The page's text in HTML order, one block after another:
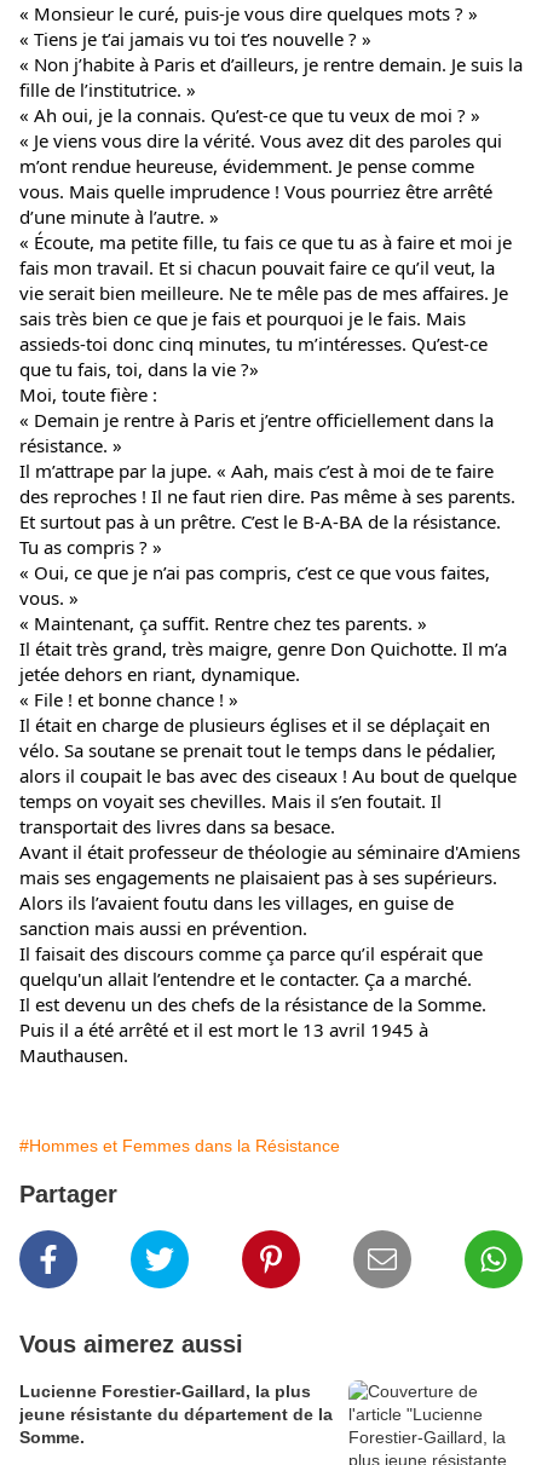
« Monsieur le curé, puis-je vous dire quelques mots ? »
« Tiens je t’ai jamais vu toi t’es nouvelle ? »
« Non j’habite à Paris et d’ailleurs, je rentre demain. Je suis la
fille de l’institutrice. »
« Ah oui, je la connais. Qu’est-ce que tu veux de moi ? »
« Je viens vous dire la vérité. Vous avez dit des paroles qui
m’ont rendue heureuse, évidemment. Je pense comme
vous. Mais quelle imprudence ! Vous pourriez être arrêté
d’une minute à l’autre. »
« Écoute, ma petite fille, tu fais ce que tu as à faire et moi je
fais mon travail. Et si chacun pouvait faire ce qu’il veut, la
vie serait bien meilleure. Ne te mêle pas de mes affaires. Je
sais très bien ce que je fais et pourquoi je le fais. Mais
assieds-toi donc cinq minutes, tu m’intéresses. Qu’est-ce
que tu fais, toi, dans la vie ?»
Moi, toute fière :
« Demain je rentre à Paris et j’entre officiellement dans la
résistance. »
Il m’attrape par la jupe. « Aah, mais c’est à moi de te faire
des reproches ! Il ne faut rien dire. Pas même à ses parents.
Et surtout pas à un prêtre. C’est le B-A-BA de la résistance.
Tu as compris ? »
« Oui, ce que je n’ai pas compris, c’est ce que vous faites,
vous. »
« Maintenant, ça suffit. Rentre chez tes parents. »
Il était très grand, très maigre, genre Don Quichotte. Il m’a
jetée dehors en riant, dynamique.
« File ! et bonne chance ! »
Il était en charge de plusieurs églises et il se déplaçait en
vélo. Sa soutane se prenait tout le temps dans le pédalier,
alors il coupait le bas avec des ciseaux ! Au bout de quelque
temps on voyait ses chevilles. Mais il s’en foutait. Il
transportait des livres dans sa besace.
Avant il était professeur de théologie au séminaire d'Amiens
mais ses engagements ne plaisaient pas à ses supérieurs.
Alors ils l’avaient foutu dans les villages, en guise de
sanction mais aussi en prévention.
Il faisait des discours comme ça parce qu’il espérait que
quelqu'un allait l’entendre et le contacter. Ça a marché.
Il est devenu un des chefs de la résistance de la Somme.
Puis il a été arrêté et il est mort le 13 avril 1945 à
Mauthausen.
#Hommes et Femmes dans la Résistance
Partager
Vous aimerez aussi
Lucienne Forestier-Gaillard, la plus
jeune résistante du département de la
Somme.